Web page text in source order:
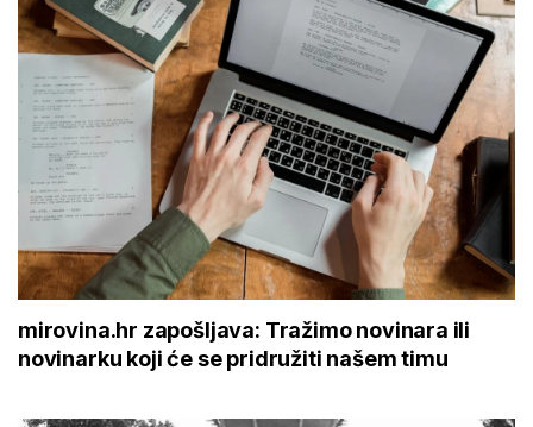
mirovina.hr zapošljava: Tražimo novinara ili
novinarku koji će se pridružiti našem timu